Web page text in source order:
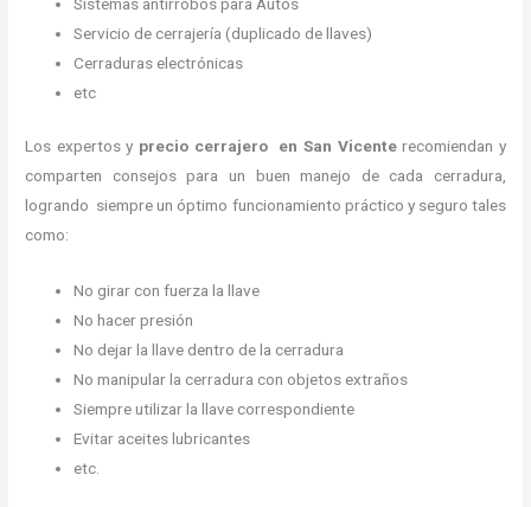
Servicio de cerrajería (duplicado de llaves)
Cerraduras electrónicas
etc
Los expertos y precio cerrajero en San Vicente recomiendan y
comparten consejos para un buen manejo de cada cerradura,
logrando siempre un óptimo funcionamiento práctico y seguro tales
como:
No girar con fuerza la llave
No hacer presión
No dejar la llave dentro de la cerradura
No manipular la cerradura con objetos extraños
Siempre utilizar la llave correspondiente
Evitar aceites lubricantes
etc.